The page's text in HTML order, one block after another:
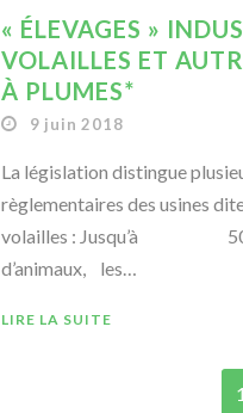
« ÉLEVAGES »
VOLAILLES ET
À PLUMES*
9 juin 2018
La législation distingue
règlementaires des usines
volailles : Jusqu’à
d’animaux, les…
LIRE LA SUITE
1